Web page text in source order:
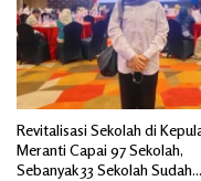
Revitalisasi Sekolah di
Meranti Capai 97 Sekolah,
Sebanyak 33 Sekolah Sudah